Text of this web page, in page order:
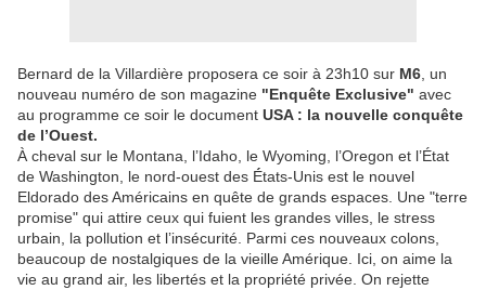
Bernard de la Villardière proposera ce soir à 23h10 sur M6 , un
nouveau numéro de son magazine "Enquête Exclusive" avec
au programme ce soir le document USA : la nouvelle conquête
de l’Ouest.
À cheval sur le Montana, l’Idaho, le Wyoming, l’Oregon et l’État
de Washington, le nord-ouest des É́tats-Unis est le nouvel
Eldorado des Américains en quête de grands espaces. Une "terre
promise" qui attire ceux qui fuient les grandes villes, le stress
urbain, la pollution et l’insécurité. Parmi ces nouveaux colons,
beaucoup de nostalgiques de la vieille Amérique. Ici, on aime la
vie au grand air, les libertés et la propriété privée. On rejette